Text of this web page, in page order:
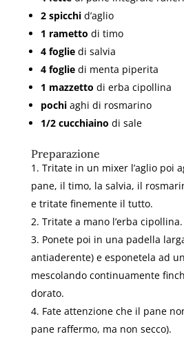
2 spicchid’aglio
1 rametto di timo
4 fogliedi salvia
4 fogliedi menta piperita
1 mazzetto di erba cipollina
pochiaghi di rosmarino
1/2 cucchiaino di sale
Preparazione
Tritate in un mixer l’aglio poi
pane, il timo, la salvia, il
e tritate finemente il tutto.
Tritate a mano l’erba cipollina.
Ponete poi in una padella
antiaderente) e esponetela ad
mescolando continuamente
dorato.
Fate attenzione che il pane
pane raffermo, ma non secco).